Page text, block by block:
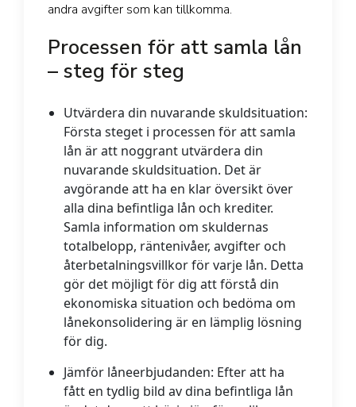
andra avgifter som kan tillkomma.
Processen för att samla lån
– steg för steg
Utvärdera din nuvarande skuldsituation:
Första steget i processen för att samla
lån är att noggrant utvärdera din
nuvarande skuldsituation. Det är
avgörande att ha en klar översikt över
alla dina befintliga lån och krediter.
Samla information om skuldernas
totalbelopp, räntenivåer, avgifter och
återbetalningsvillkor för varje lån. Detta
gör det möjligt för dig att förstå din
ekonomiska situation och bedöma om
lånekonsolidering är en lämplig lösning
för dig.
Jämför låneerbjudanden: Efter att ha
fått en tydlig bild av dina befintliga lån